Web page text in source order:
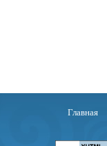
Главная